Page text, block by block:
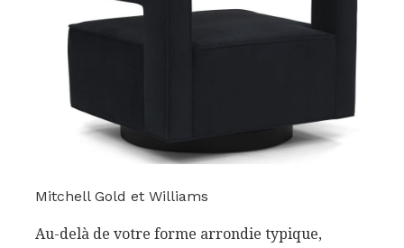
Mitchell Gold et Williams
Au-delà de votre forme arrondie typique,